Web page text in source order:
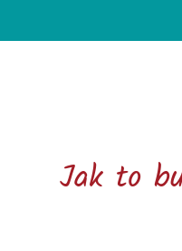
Jak to